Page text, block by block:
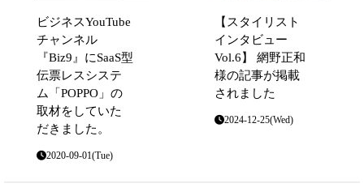
ビジネスYouTube
チャンネル
『Biz9』にSaaS型
伝票レスシステ
ム「POPPO」の
取材をしていた
だきました。
2020-09-01(Tue)
【スタイリスト
インタビュー
Vol.6】 網野正和
様の記事が掲載
されました
2024-12-25(Wed)